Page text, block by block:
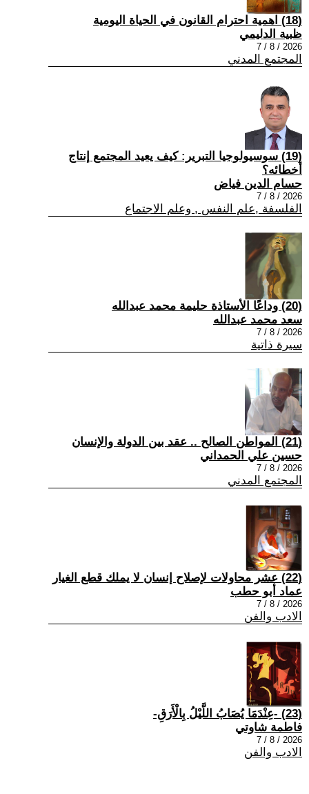
(18) اهمية احترام القانون في الحياة اليومية
ظبية الدليمي
2026 / 8 / 7
المجتمع المدني
(19) سوسيولوجيا التبرير: كيف يعيد المجتمع إنتاج
أخطائه؟
حسام الدين فياض
2026 / 8 / 7
الفلسفة ,علم النفس , وعلم الاجتماع
(20) وداعًا الأستاذة حليمة محمد عبدالله
سعد محمد عبدالله
2026 / 8 / 7
سيرة ذاتية
(21) المواطن الصالح .. عقد بين الدولة والإنسان
حسين علي الحمداني
2026 / 8 / 7
المجتمع المدني
(22) عشر محاولات لإصلاح إنسان لا يملك قطع الغيار
عماد أبو حطب
2026 / 8 / 7
الادب والفن
(23) -عِنْدَمَا يُصَابُ اللَّيْلُ بِالْأَرَقِ-
فاطمة شاوتي
2026 / 8 / 7
الادب والفن